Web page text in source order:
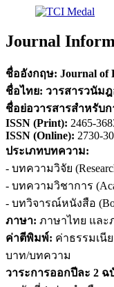
Journal
ชื่ออังกฤษ: Journal of
ชื่อไทย: วารสารวนัม
ชื่อย่อวารสารสำหรับก
ISSN (Print): 2465-
ISSN (Online): 2730-
ประเภทบทความ:
- บทความวิจัย
- บทความวิชาการ
- บทวิจารณ์หนังสือ
ภาษา: ภาษาไทย และ
ค่าตีพิมพ์: ค่าธรรมเนี
บาท/บทความ
วาระการออกปีละ 2 ฉ